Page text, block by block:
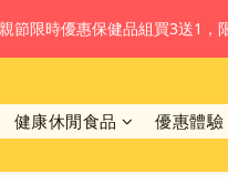
節限時優惠保健品組買3送1，
健康休閒食品 優惠體驗